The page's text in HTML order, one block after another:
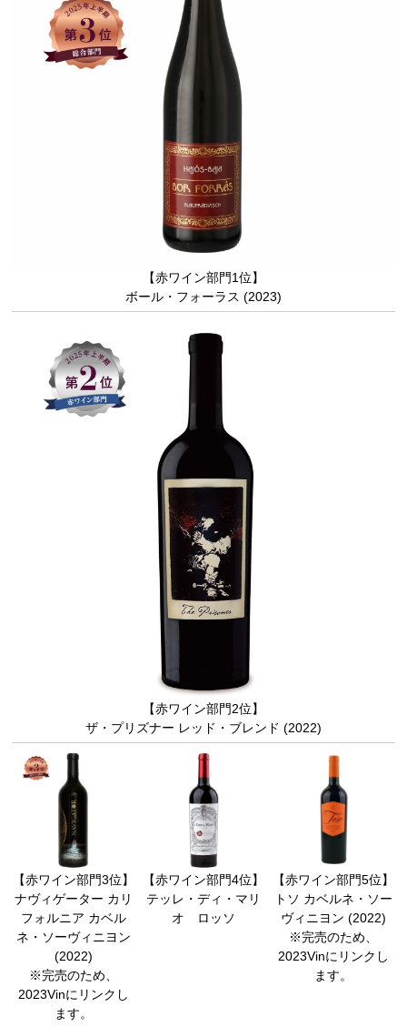
【赤ワイン部門1位】
ボール・フォーラス (2023)
【赤ワイン部門2位】
ザ・プリズナー レッド・ブレンド (2022)
【赤ワイン部門3位】
ナヴィゲーター カリ
フォルニア カベル
ネ・ソーヴィニヨン
(2022)
※完売のため、
2023Vinにリンクし
ます。
【赤ワイン部門4位】
テッレ・ディ・マリ
オ ロッソ
【赤ワイン部門5位】
トソ カベルネ・ソー
ヴィニヨン (2022)
※完売のため、
2023Vinにリンクし
ます。